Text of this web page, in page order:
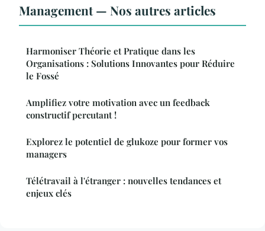
Management — Nos autres articles
Harmoniser Théorie et Pratique dans les
Organisations : Solutions Innovantes pour Réduire
le Fossé
Amplifiez votre motivation avec un feedback
constructif percutant !
Explorez le potentiel de glukoze pour former vos
managers
Télétravail à l'étranger : nouvelles tendances et
enjeux clés